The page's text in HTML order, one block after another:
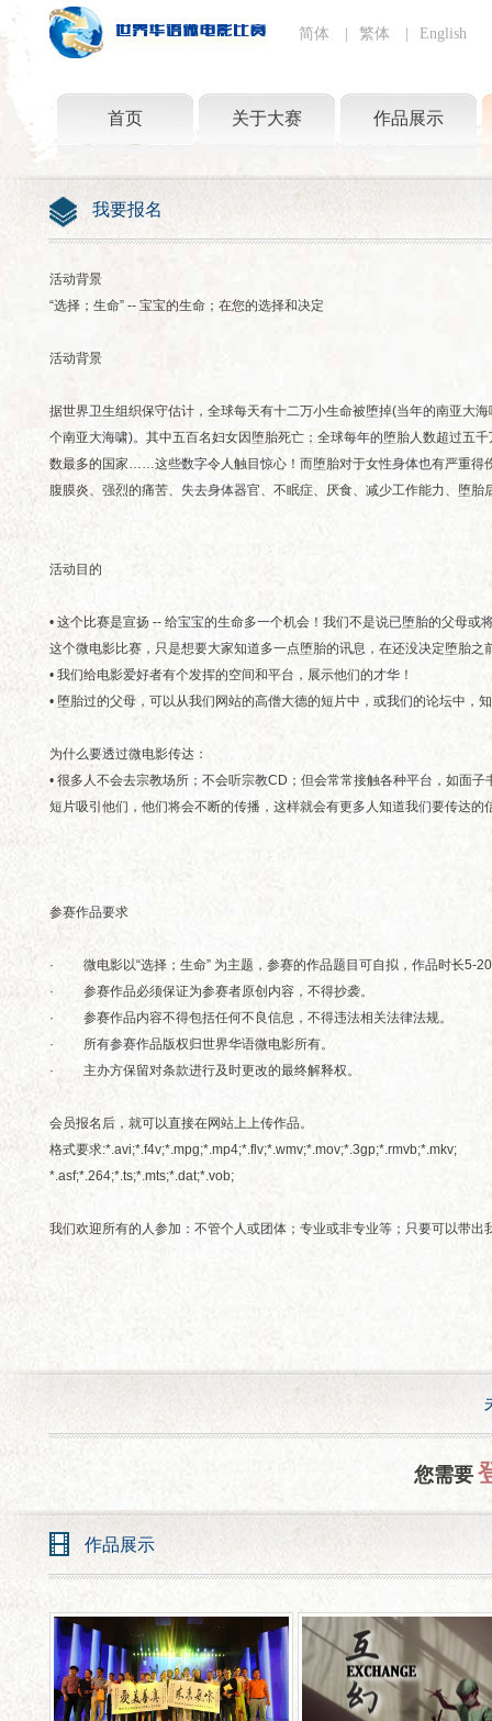
简体 繁体 English
首页 关于大赛 作品展示
我要报名
活动背景
“选择；生命” -- 宝宝的生命；在您的选择和决定
活动背景
据世界卫生组织保守估计，全球每天有十二万小生命被堕掉(当年的南亚大
个南亚大海啸)。其中五百名妇女因堕胎死亡；全球每年的堕胎人数超过五
数最多的国家……这些数字令人触目惊心！而堕胎对于女性身体也有严重得
腹膜炎、强烈的痛苦、失去身体器官、不眠症、厌食、减少工作能力、堕胎
活动目的
• 这个比赛是宣扬 -- 给宝宝的生命多一个机会！我们不是说已堕胎的父母
这个微电影比赛，只是想要大家知道多一点堕胎的讯息，在还没决定堕胎
• 我们给电影爱好者有个发挥的空间和平台，展示他们的才华！
• 堕胎过的父母，可以从我们网站的高僧大德的短片中，或我们的论坛中，
为什么要透过微电影传达：
• 很多人不会去宗教场所；不会听宗教CD；但会常常接触各种平台，如面
短片吸引他们，他们将会不断的传播，这样就会有更多人知道我们要传达的
参赛作品要求
· 微电影以“选择；生命” 为主题，参赛的作品题目可自拟，作品时长5-
· 参赛作品必须保证为参赛者原创内容，不得抄袭。
· 参赛作品内容不得包括任何不良信息，不得违法相关法律法规。
· 所有参赛作品版权归世界华语微电影所有。
· 主办方保留对条款进行及时更改的最终解释权。
会员报名后，就可以直接在网站上上传作品。
格式要求:*.avi;*.f4v;*.mpg;*.mp4;*.flv;*.wmv;*.mov;*.3gp;*.rmvb;*.mkv;
*.asf;*.264;*.ts;*.mts;*.dat;*.vob;
我们欢迎所有的人参加：不管个人或团体；专业或非专业等；只要可以带出
您需要
作品展示